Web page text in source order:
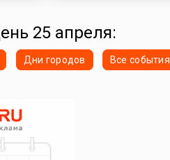
25 апреля:
Дни городов Все события